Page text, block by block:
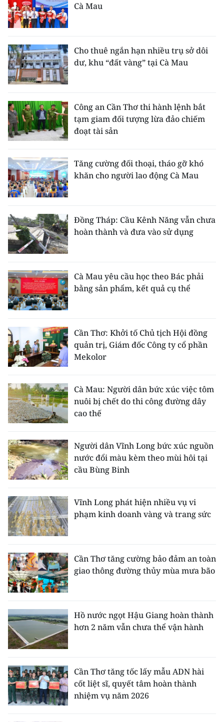
Cà Mau
Cho thuê ngắn hạn nhiều trụ sở dôi
dư, khu “đất vàng” tại Cà Mau
Công an Cần Thơ thi hành lệnh bắt
tạm giam đối tượng lừa đảo chiếm
đoạt tài sản
Tăng cường đối thoại, tháo gỡ khó
khăn cho người lao động Cà Mau
Đồng Tháp: Cầu Kênh Năng vẫn chưa
hoàn thành và đưa vào sử dụng
Cà Mau yêu cầu học theo Bác phải
bằng sản phẩm, kết quả cụ thể
Cần Thơ: Khởi tố Chủ tịch Hội đồng
quản trị, Giám đốc Công ty cổ phần
Mekolor
Cà Mau: Người dân bức xúc việc tôm
nuôi bị chết do thi công đường dây
cao thế
Người dân Vĩnh Long bức xúc nguồn
nước đổi màu kèm theo mùi hôi tại
cầu Bùng Binh
Vĩnh Long phát hiện nhiều vụ vi
phạm kinh doanh vàng và trang sức
Cần Thơ tăng cường bảo đảm an toàn
giao thông đường thủy mùa mưa bão
Hồ nước ngọt Hậu Giang hoàn thành
hơn 2 năm vẫn chưa thể vận hành
Cần Thơ tăng tốc lấy mẫu ADN hài
cốt liệt sĩ, quyết tâm hoàn thành
nhiệm vụ năm 2026